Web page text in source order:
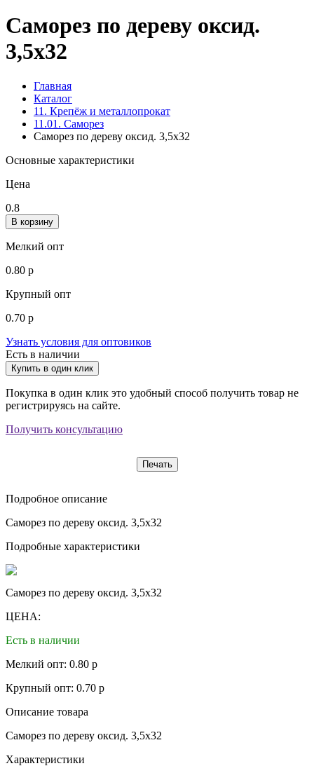
Саморез по дереву оксид.
3,5х32
Главная
Каталог
11. Крепёж и металлопрокат
11.01. Саморез
Саморез по дереву оксид. 3,5х32
Основные характеристики
Цена
0.8
В корзину
Мелкий опт
0.80 р
Крупный опт
0.70 р
Узнать условия для оптовиков
Есть в наличии
Купить в один клик
Покупка в один клик это удобный способ получить товар не
регистрируясь на сайте.
Получить консультацию
Печать
Подробное описание
Саморез по дереву оксид. 3,5х32
Подробные характеристики
Саморез по дереву оксид. 3,5х32
ЦЕНА:
Есть в наличии
Мелкий опт: 0.80 р
Крупный опт: 0.70 р
Описание товара
Саморез по дереву оксид. 3,5х32
Характеристики